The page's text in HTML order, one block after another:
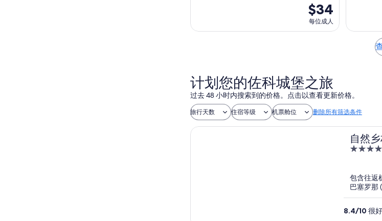
$34
每位成人
计划您的佐科城堡之旅
过去 48 小时内搜索到的价格。点击以查看更新价格。
旅行天数 住宿等级 机票舱位 删除所有筛选条件
自然
4
5
包含往返
巴塞罗那
8.4/10 很